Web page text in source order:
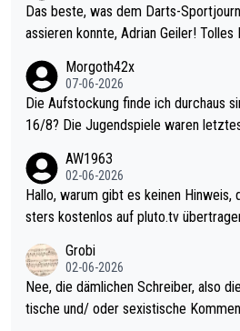
Das beste, was dem Darts-
assieren konnte, Adrian Geiler! Tolles
Morgoth42x
07-06-2026
Die Aufstockung finde ich durchaus
16/8? Die Jugendspiele waren letztes Jahr durchaus sehr kurz
Allerdings ist Mitchell Lawrie als Nummer 1 der Welt eh qualifi
ziert. Somit ändert die automatische
sters erstmal nichts. Ich denke sie wollen damit für nächstes J
ohl wenig WDF Turniere spielen.
es Jahr der Fall. Er musste als
den Qualifier und ich glaube kaum,
gas) antun würde, wenn er doch
AW1963
02-06-2026
Hallo, warum gibt es keinen Hinweis, dass die Nordic Darts Ma
sters kostenlos auf pluto.tv
Grobi
02-06-2026
Nee, die dämlichen Schreiber, also
tische und/ oder sexistische